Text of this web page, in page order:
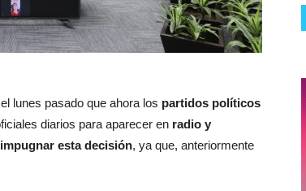
el lunes pasado que ahora los partidos políticos
diarios para aparecer en radio y
impugnar esta decisión, ya que, anteriormente